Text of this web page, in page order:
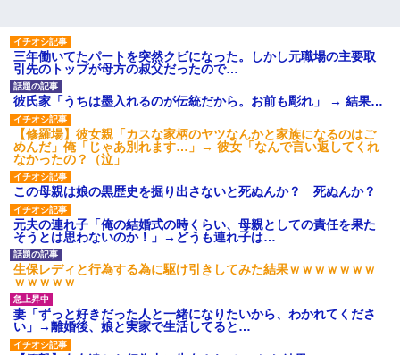
元旦那から復縁要請。息子「最新型のiPhoneも買えない貧
乏は嫌だ、再婚して」私「なら父親と暮らせ」息子「やっ
た＾＾」私（もう手遅れだったんだな…）
三年働いてたパートを突然クビになった。しかし元職場の主要取
引先のトップが母方の叔父だったので…
彼氏家「うちは墨入れるのが伝統だから。お前も彫れ」 → 結果…
【修羅場】彼女親「カスな家柄のヤツなんかと家族になるのはご
めんだ」俺「じゃあ別れます…」→ 彼女「なんで言い返してくれ
なかったの？（泣」
この母親は娘の黒歴史を掘り出さないと死ぬんか？ 死ぬんか？
元夫の連れ子「俺の結婚式の時くらい、母親としての責任を果た
そうとは思わないのか！」→どうも連れ子は…
生保レディと行為する為に駆け引きしてみた結果ｗｗｗｗｗｗｗ
ｗｗｗｗｗ
妻「ずっと好きだった人と一緒になりたいから、わかれてくださ
い」→離婚後、娘と実家で生活してると…